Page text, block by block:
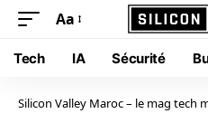
Aa
Tech IA Sécurité
Silicon Valley Maroc – le mag tech